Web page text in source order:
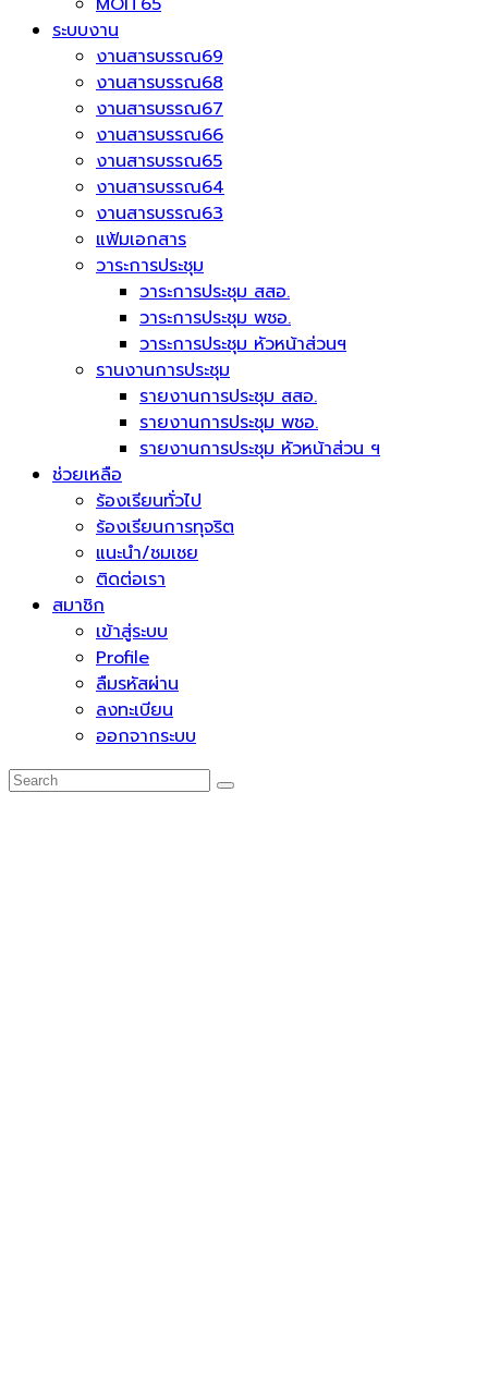
ระบบงาน
งานสารบรรณ69
งานสารบรรณ68
งานสารบรรณ67
งานสารบรรณ66
งานสารบรรณ65
งานสารบรรณ64
งานสารบรรณ63
แฟ้มเอกสาร
วาระการประชุม
วาระการประชุม สสอ.
วาระการประชุม พชอ.
วาระการประชุม หัวหน้าส่วนฯ
รานงานการประชุม
รายงานการประชุม สสอ.
รายงานการประชุม พชอ.
รายงานการประชุม หัวหน้าส่วน ฯ
ช่วยเหลือ
ร้องเรียนทั่วไป
ร้องเรียนการทุจริต
แนะนำ/ชมเชย
ติดต่อเรา
สมาชิก
เข้าสู่ระบบ
Profile
ลืมรหัสผ่าน
ลงทะเบียน
ออกจากระบบ